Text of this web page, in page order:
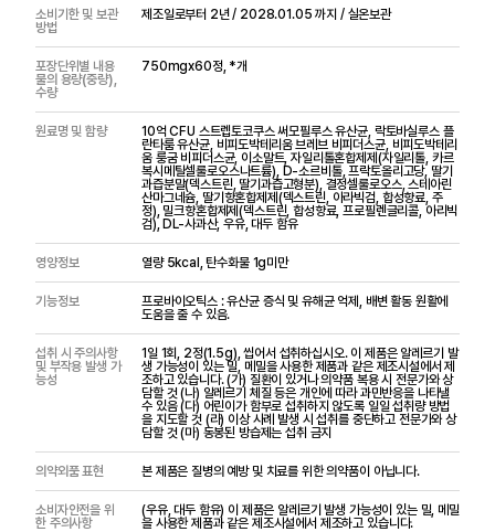
소비기한 및 보관
방법
제조일로부터 2년 / 2028.01.05 까지 / 실온보관
포장단위별 내용
물의 용량(중량),
수량
750mgx60정, *개
원료명 및 함량
10억 CFU 스트렙토코쿠스 써모필루스 유산균, 락토바실루스 플
란타룸 유산균, 비피도박테리움 브레브 비피더스균, 비피도박테리
움 룽굼 비피더스균, 이소말트, 자일리톨혼합제제(자일리톨, 카르
복시메틸셀룰로오스나트륨), D-소르비톨, 프락토올리고당, 딸기
과즙분말(덱스트린, 딸기과즙고형분), 결정셀룰로오스, 스테아린
산마그네슘, 딸기향혼합제제(덱스트린, 아라빅검, 합성향료, 주
정), 밀크향혼합제제(덱스트린, 합성향료, 프로필렌글리콜, 아리빅
검), DL-사과산, 우유, 대두 함유
영양정보 열량 5kcal, 탄수화물 1g미만
기능정보
프로바이오틱스 : 유산균 증식 및 유해균 억제, 배변 활동 원활에
도움을 줄 수 있음.
섭취 시 주의사항
및 부작용 발생 가
능성
1일 1회, 2정(1.5g), 씹어서 섭취하십시오. 이 제품은 알레르기 발
생 가능성이 있는 밀, 메밀을 사용한 제품과 같은 제조시설에서 제
조하고 있습니다. (가) 질환이 있거나 의약품 복용 시 전문가와 상
담할 것 (나) 알레르기 체질 등은 개인에 따라 과민반응을 나타낼
수 있음 (다) 어린이가 함부로 섭취하지 않도록 일일 섭취량 방법
을 지도할 것 (라) 이상 사례 발생 시 섭취를 중단하고 전문가와 상
담할 것 (마) 동봉된 방습제는 섭취 금지
의약외품 표현 본 제품은 질병의 예방 및 치료를 위한 의약품이 아닙니다.
소비자안전을 위
한 주의사항
(우유, 대두 함유) 이 제품은 알레르기 발생 가능성이 있는 밀, 메밀
을 사용한 제품과 같은 제조시설에서 제조하고 있습니다.